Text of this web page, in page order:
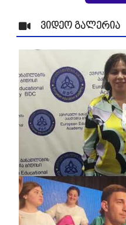
ვიდეო გალერია